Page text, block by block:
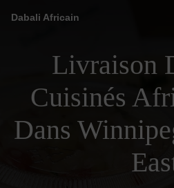
Dabali Africain
Livraison
Cuisinés
Dans